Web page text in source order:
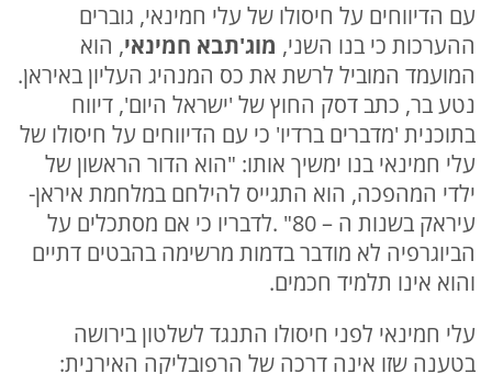
עם הדיווחים על חיסולו של עלי חמינאי, גוברים
ההערכות כי בנו השני, מוג'תבא חמינאי, הוא
המועמד המוביל לרשת את כס המנהיג העליון באיראן.
נטע בר, כתב דסק החוץ של 'ישראל היום', דיווח
בתוכנית 'מדברים ברדיו' כי עם הדיווחים על חיסולו של
עלי חמינאי בנו ימשיך אותו: "הוא הדור הראשון של
ילדי המהפכה, הוא התגייס להילחם במלחמת איראן-
עיראק בשנות ה – 80" .לדבריו כי אם מסתכלים על
הביוגרפיה לא מודבר בדמות מרשימה בהבטים דתיים
והוא אינו תלמיד חכמים.
עלי חמינאי לפני חיסולו התנגד לשלטון בירושה
בטענה שזו אינה דרכה של הרפובליקה האירנית: